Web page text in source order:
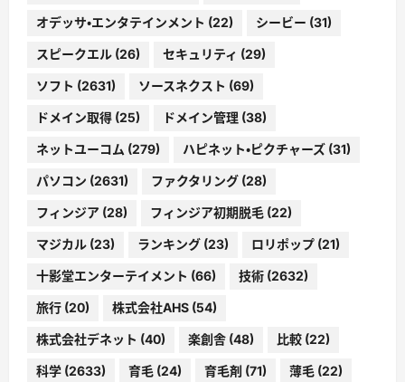
オデッサ・エンタテインメント (22) シービー (31)
スピークエル (26) セキュリティ (29)
ソフト (2631) ソースネクスト (69)
ドメイン取得 (25) ドメイン管理 (38)
ネットユーコム (279) ハピネット・ピクチャーズ (31)
パソコン (2631) ファクタリング (28)
フィンジア (28) フィンジア初期脱毛 (22)
マジカル (23) ランキング (23) ロリポップ (21)
十影堂エンターテイメント (66) 技術 (2632)
旅行 (20) 株式会社AHS (54)
株式会社デネット (40) 楽創舎 (48) 比較 (22)
科学 (2633) 育毛 (24) 育毛剤 (71) 薄毛 (22)